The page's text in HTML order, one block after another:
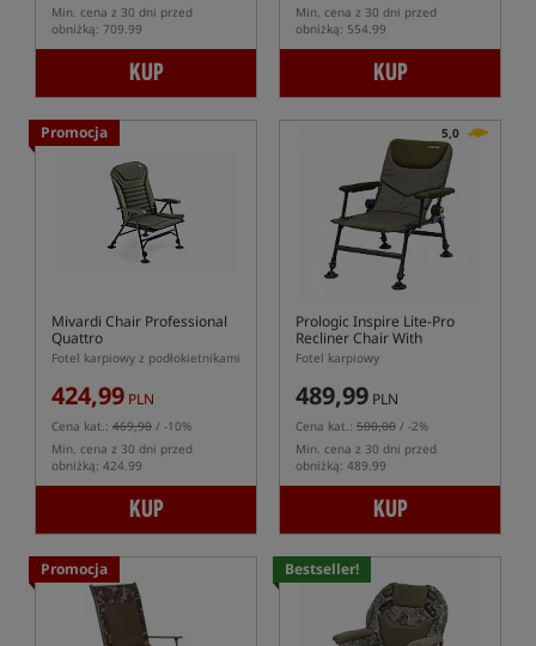
Min. cena z 30 dni przed
obniżką: 709.99
KUP
Min. cena z 30 dni przed
obniżką: 554.99
KUP
Promocja
Mivardi Chair Professional
Quattro
Fotel karpiowy z podłokietnikami
424,99 PLN
Cena kat.: 469,90 / -10%
Min. cena z 30 dni przed
obniżką: 424.99
KUP
5,0
Prologic Inspire Lite-Pro
Recliner Chair With
Armrests
Fotel karpiowy
489,99 PLN
Cena kat.: 500,00 / -2%
Min. cena z 30 dni przed
obniżką: 489.99
KUP
Promocja Bestseller!